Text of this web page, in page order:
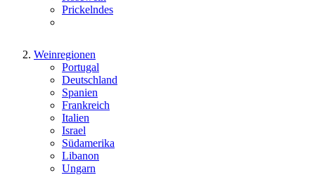
Prickelndes
Weinregionen
Portugal
Deutschland
Spanien
Frankreich
Italien
Israel
Südamerika
Libanon
Ungarn